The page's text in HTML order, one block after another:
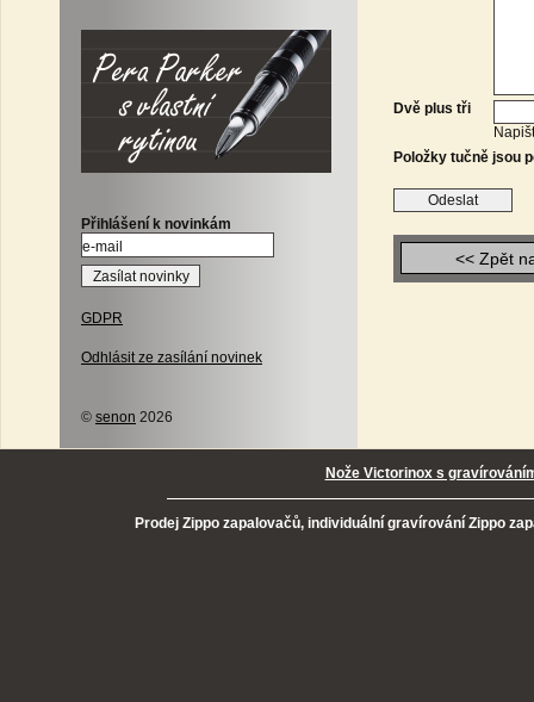
Přihlášení k novinkám
GDPR
Odhlásit ze zasílání novinek
© senon 2026
Dvě plus tři
Položky tučně jsou
<< Zpět
Nože Victorinox s
Prodej Zippo zapalovačů, individuální gravírování Zippo